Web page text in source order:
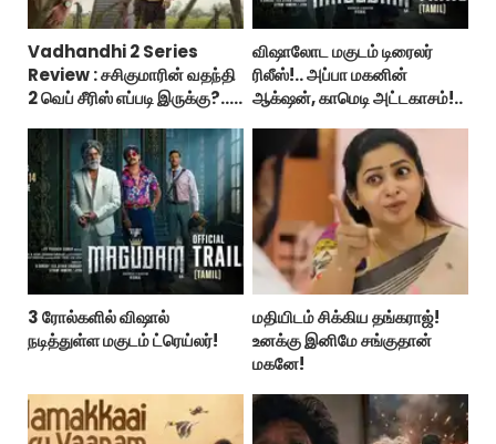
Vadhandhi 2 Series
Review : சசிகுமாரின் வதந்தி
2 வெப் சீரிஸ் எப்படி இருக்கு?...
விஷாலோட மகுடம் டிரைலர்
ரிலீஸ்!.. அப்பா மகனின்
ஆக்‌ஷன், காமெடி அட்டகாசம்!..
3 ரோல்களில் விஷால்
நடித்துள்ள மகுடம் ட்ரெய்லர்!
மதியிடம் சிக்கிய தங்கராஜ்!
உனக்கு இனிமே சங்குதான்
மகனே!